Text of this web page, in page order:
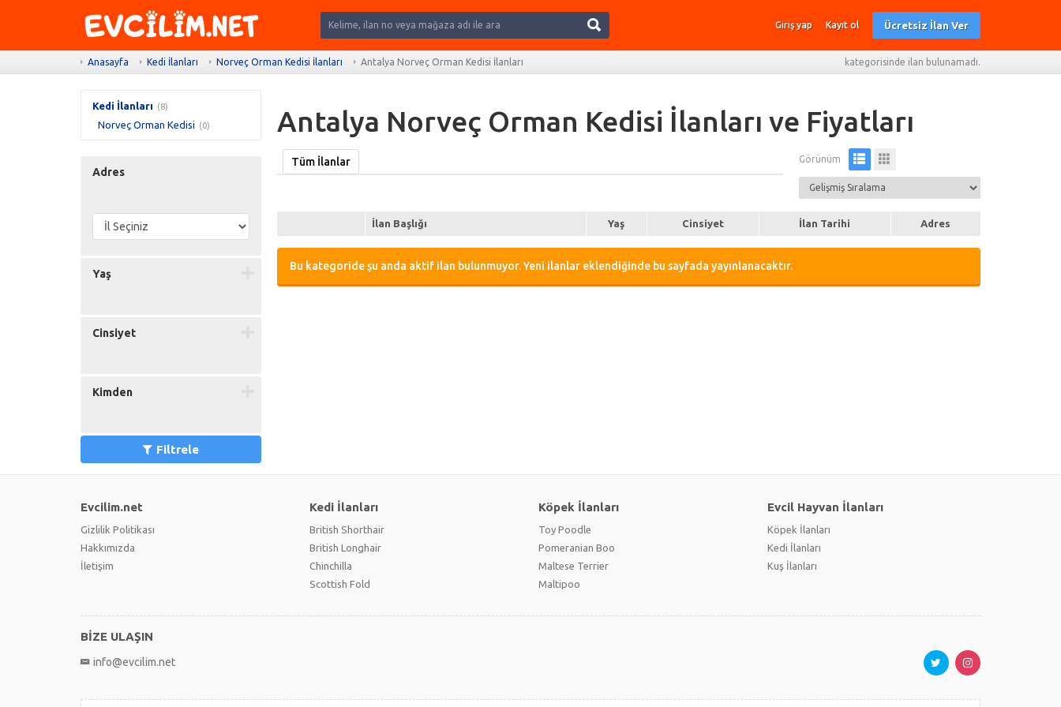
Giriş yap Kayıt ol Ücretsiz İlan Ver
Anasayfa Kedi İlanları Norveç Orman Kedisi İlanları Antalya Norveç Orman Kedisi İlanları kategorisinde ilan bulunamadı.
Kedi İlanları (8)
Norveç Orman Kedisi (0)
Adres
Yaş
Cinsiyet
Kimden
Filtrele
Antalya Norveç Orman Kedisi İlanları ve Fiyatları
Tüm İlanlar Görünüm
İlan Başlığı Yaş Cinsiyet İlan Tarihi Adres
Bu kategoride şu anda aktif ilan bulunmuyor. Yeni ilanlar eklendiğinde bu sayfada yayınlanacaktır.
Evcilim.net
Gizlilik Politikası
Hakkımızda
İletişim
Kedi İlanları
British Shorthair
British Longhair
Chinchilla
Scottish Fold
Köpek İlanları
Toy Poodle
Pomeranian Boo
Maltese Terrier
Maltipoo
Evcil Hayvan İlanları
Köpek İlanları
Kedi İlanları
Kuş İlanları
BİZE ULAŞIN
info@evcilim.net